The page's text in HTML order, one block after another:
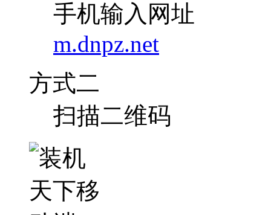
手机输入网址
m.dnpz.net
方式二
扫描二维码